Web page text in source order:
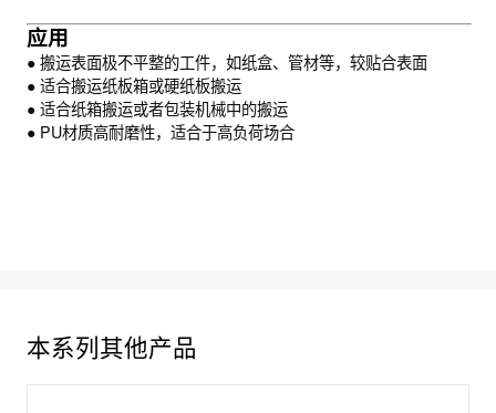
应用
● 搬运表面极不平整的工件，如纸盒、管材等，较贴合表面
● 适合搬运纸板箱或硬纸板搬运
● 适合纸箱搬运或者包装机械中的搬运
● PU材质高耐磨性，适合于高负荷场合
本系列其他产品